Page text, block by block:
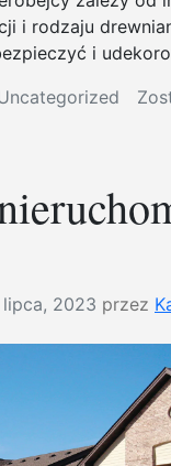
i rodzaju
i
lipca, 2023 przez